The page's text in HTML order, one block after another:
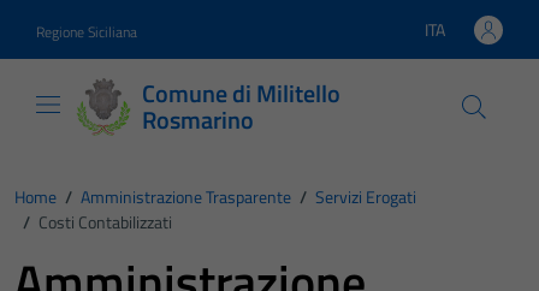
Regione Siciliana Lingua attiva:
ITA
Comune di Militello
Rosmarino
Home / Amministrazione Trasparente / Servizi Erogati
/ Costi Contabilizzati